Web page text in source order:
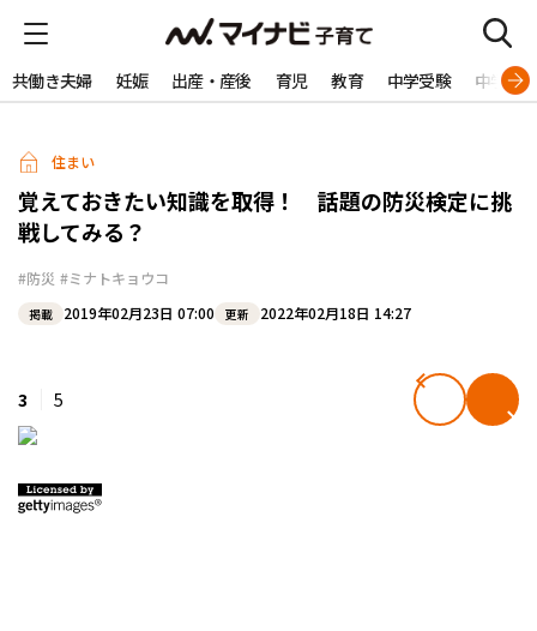
共働き夫婦 妊娠 出産・産後 育児 教育 中学受験 中学生
住まい
覚えておきたい知識を取得！ 話題の防災検定に挑
戦してみる？
#防災 #ミナトキョウコ
掲載 2019年02月23日 07:00 更新 2022年02月18日 14:27
3 5